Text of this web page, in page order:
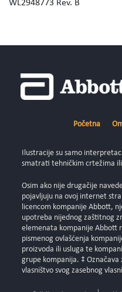
WL2948773 Rev. B
Početna
Ilustracije su samo
smatrati tehničkim crtežima
Osim ako nije drugačije
pojavljuju na ovoj internet
licencom kompanije Abbott,
upotreba nijednog zaštitnog
elemenata kompanije Abbott
pismenog ovlašćenja
proizvoda ili usluga te
grupe kompanija. ‡
vlasništvo svog zasebnog